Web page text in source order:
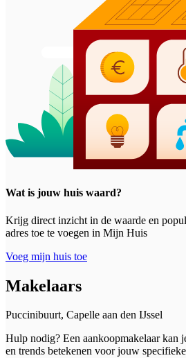
Wat is jouw huis waard?
Krijg direct inzicht in de waarde en
adres toe te voegen in Mijn Huis
Voeg mijn huis toe
Makelaars
Puccinibuurt, Capelle aan den IJssel
Hulp nodig? Een aankoopmakelaar kan
en trends betekenen voor jouw